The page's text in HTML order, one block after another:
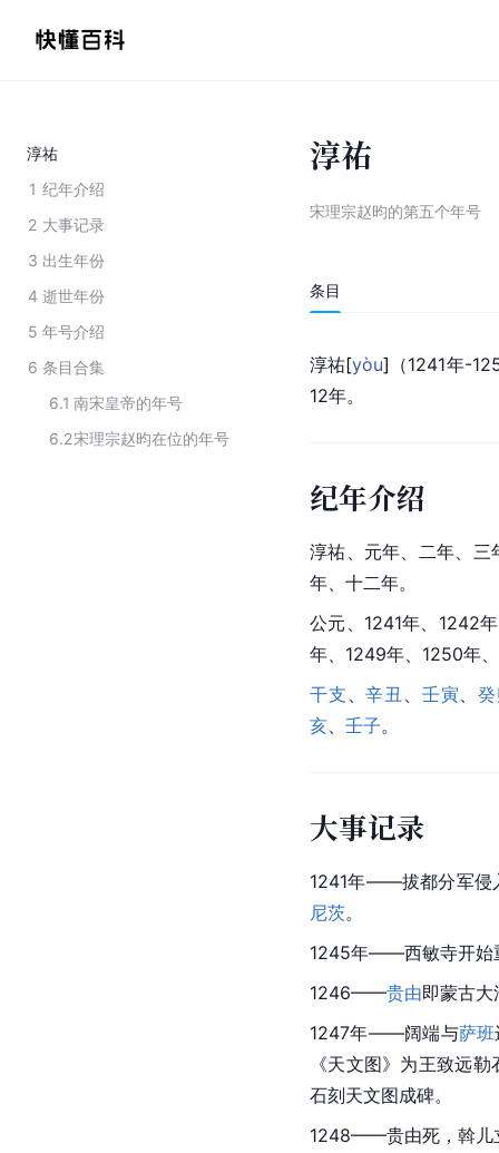
淳祐
1 纪年介绍
2 大事记录
3 出生年份
4 逝世年份
5 年号介绍
6 条目合集
6.1 南宋皇帝的年号
6.2宋理宗赵昀在位的年号
淳祐
宋理宗赵昀的第五个年号
条目
淳祐[yòu] （1241年-
12年。
纪年介绍
淳祐、元年、二年、三
年、十二年。
公元、1241年、1242
年、1249年、1250年
干支 、辛丑 壬寅 、
亥
壬子。
大事记录
1241年——拔都分军侵
尼茨。
1245年——西敏寺开始
1246——贵由即蒙古大
1247年——阔端与萨班
《天文图》为王致远勒
石刻天文图成碑。
1248——贵由死，斡儿